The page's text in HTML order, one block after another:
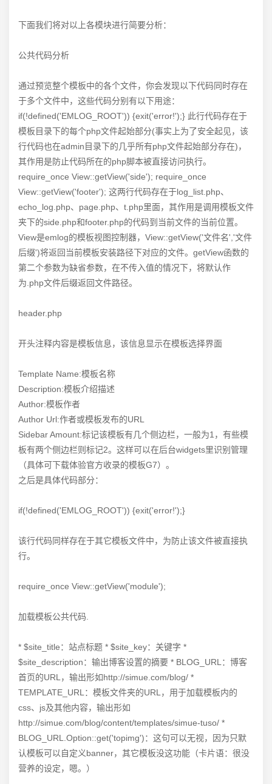
下面我们将对以上各模块进行简要分析：
公共代码分析
通过预览整个模板中的各个文件，你会发现以下代码同时存在
于多个文件中，这些代码分别有以下用途：
if(!defined('EMLOG_ROOT')) {exit('error!');} 此行代码存在于
模板目录下的每个php文件起始部分(事实上为了安全起见，该
行代码也在admin目录下的几乎所有php文件起始部分存在)，
其作用是防止代码所在的php脚本被直接访问执行。
require_once View::getView('side'); require_once
View::getView('footer'); 这两行代码存在于log_list.php、
echo_log.php、page.php、t.php里面，其作用是调用模板文件
夹下的side.php和footer.php的代码到当前文件的当前位置。
View是emlog的模板视图控制器，View::getView('文件名','文件
后缀')将返回当前模板安装路径下对应的文件。getView函数的
第二个参数为缺省参数，在不传入值的情况下，将默认作
为.php文件后缀返回文件路径。
header.php
开头注释内容是模板信息，该信息显示在模板选择界面
Template Name:模板名称
Description:模板介绍描述
Author:模板作者
Author Url:作者或模板发布的URL
Sidebar Amount:标记该模板有几个侧边栏，一般为1，有些模
板有两个侧边栏则标记2。这样可以在后台widgets里识别管理
（具体可下载体验官方收录的模板G7）。
之后是具体代码部分：
if(!defined('EMLOG_ROOT')) {exit('error!');}
该行代码同样存在于其它模板文件中，为防止该文件被直接执
行。
require_once View::getView('module');
加载模板公共代码.
* $site_title：站点标题 * $site_key：关键字 *
$site_description：输出博客设置的摘要 * BLOG_URL：博客
首页的URL，输出形如http://simue.com/blog/ *
TEMPLATE_URL：模板文件夹的URL，用于加载模板内的
css、js及其他内容，输出形如
http://simue.com/blog/content/templates/simue-tuso/ *
BLOG_URL.Option::get('topimg')：这句可以无视，因为只默
认模板可以自定义banner，其它模板没这功能（卡片语：很没
营养的设定，嗯。）